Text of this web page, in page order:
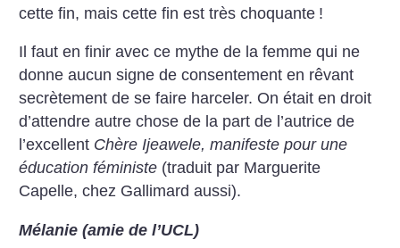
cette fin, mais cette fin est très choquante !
Il faut en finir avec ce mythe de la femme qui ne
donne aucun signe de consentement en rêvant
secrètement de se faire harceler. On était en droit
d’attendre autre chose de la part de l’autrice de
l’excellent Chère Ijeawele, manifeste pour une
éducation féministe (traduit par Marguerite
Capelle, chez Gallimard aussi).
Mélanie (amie de l’UCL)